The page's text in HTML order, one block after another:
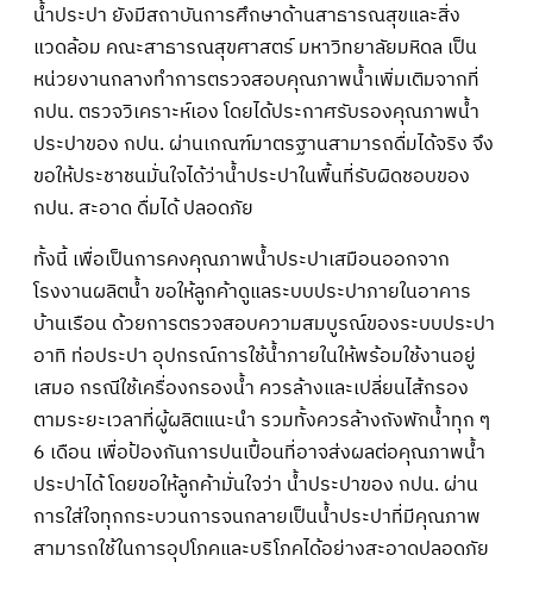
น้ำประปา ยังมีสถาบันการศึกษาด้านสาธารณสุขและสิ่ง
แวดล้อม คณะสาธารณสุขศาสตร์ มหาวิทยาลัยมหิดล เป็น
หน่วยงานกลางทำการตรวจสอบคุณภาพน้ำเพิ่มเติมจากที่
กปน. ตรวจวิเคราะห์เอง โดยได้ประกาศรับรองคุณภาพน้ำ
ประปาของ กปน. ผ่านเกณฑ์มาตรฐานสามารถดื่มได้จริง จึง
ขอให้ประชาชนมั่นใจได้ว่าน้ำประปาในพื้นที่รับผิดชอบของ
กปน. สะอาด ดื่มได้ ปลอดภัย
ทั้งนี้ เพื่อเป็นการคงคุณภาพน้ำประปาเสมือนออกจาก
โรงงานผลิตน้ำ ขอให้ลูกค้าดูแลระบบประปาภายในอาคาร
บ้านเรือน ด้วยการตรวจสอบความสมบูรณ์ของระบบประปา
อาทิ ท่อประปา อุปกรณ์การใช้น้ำภายในให้พร้อมใช้งานอยู่
เสมอ กรณีใช้เครื่องกรองน้ำ ควรล้างและเปลี่ยนไส้กรอง
ตามระยะเวลาที่ผู้ผลิตแนะนำ รวมทั้งควรล้างถังพักน้ำทุก ๆ
6 เดือน เพื่อป้องกันการปนเปื้อนที่อาจส่งผลต่อคุณภาพน้ำ
ประปาได้ โดยขอให้ลูกค้ามั่นใจว่า น้ำประปาของ กปน. ผ่าน
การใส่ใจทุกกระบวนการจนกลายเป็นน้ำประปาที่มีคุณภาพ
สามารถใช้ในการอุปโภคและบริโภคได้อย่างสะอาดปลอดภัย